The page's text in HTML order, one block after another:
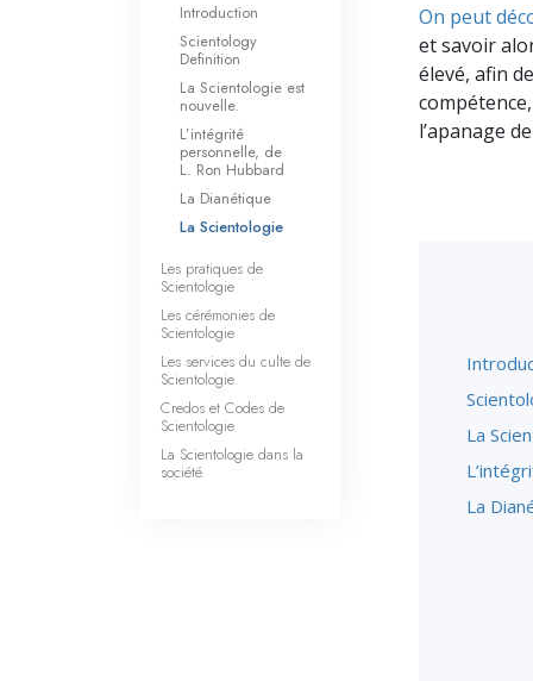
On peut
et savoir
élevé, afin
l’apanage
La
La
Introduction
Scientology
Definition
La Scientologie est
nouvelle.
L’intégrité
personnelle, de
L. Ron Hubbard
La Dianétique
La Scientologie
Les pratiques de
Scientologie
Les cérémonies de
Scientologie
Les services du culte de
Scientologie
Credos et Codes de
Scientologie
La Scientologie dans la
société